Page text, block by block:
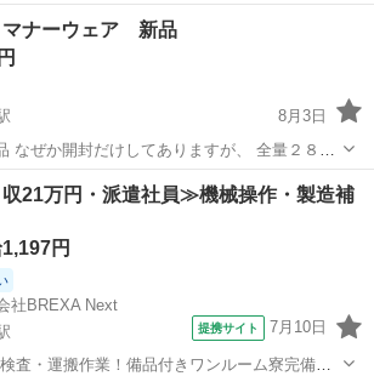
ナーウェア 新品
8月3日
なぜか開封だけしてありますが、 全量２８枚
駅 その他 新品
21万円・派遣社員≫機械操作・製造補
円
社BREXA Next
提携サイト 7月10日
査・運搬作業！備品付きワンルーム寮完備★